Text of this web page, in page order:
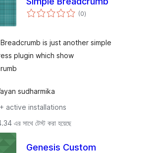
(0total
ratings
)
is just another simple
plugin which show
sudharmika
active installations
এর সাথে টেস্ট করা হয়েছে
Genesis Custom